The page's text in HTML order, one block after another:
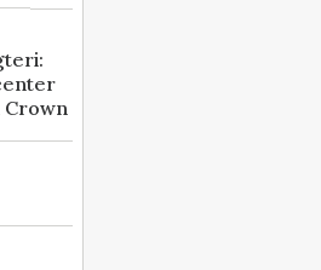
Crown